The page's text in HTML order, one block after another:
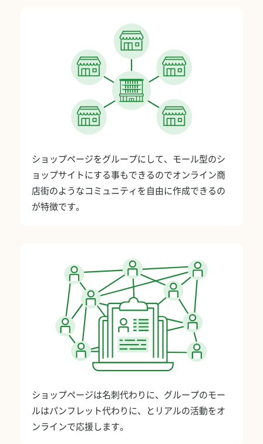
ショップページをグループにして、モール型のシ
ョップサイトにする事もできるのでオンライン商
店街のようなコミュニティを自由に作成できるの
が特徴です。
ショップページは名刺代わりに、グループのモー
ルはパンフレット代わりに、とリアルの活動をオ
ンラインで応援します。